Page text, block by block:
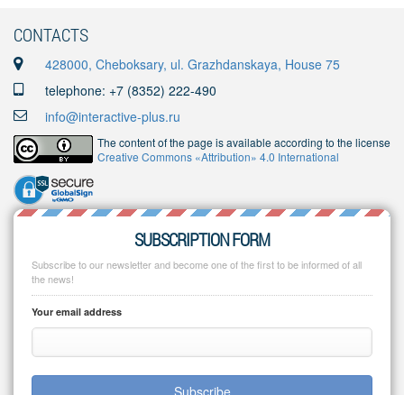
CONTACTS
428000, Cheboksary, ul. Grazhdanskaya, House 75
telephone: +7 (8352) 222-490
info@interactive-plus.ru
The content of the page is available according to the license
Creative Commons «Attribution» 4.0 International
SUBSCRIPTION FORM
Subscribe to our newsletter and become one of the first to be informed of all
the news!
Your email address
Subscribe